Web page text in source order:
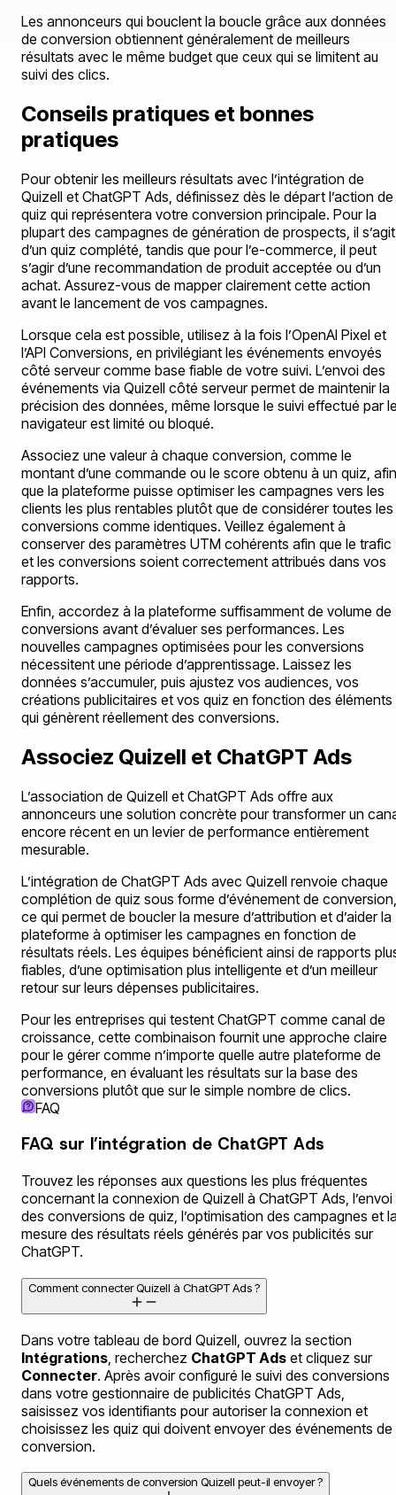
Les annonceurs qui bouclent la boucle grâce aux données
de conversion obtiennent généralement de meilleurs
résultats avec le même budget que ceux qui se limitent au
suivi des clics.
Conseils pratiques et bonnes
pratiques
Pour obtenir les meilleurs résultats avec l’intégration de
Quizell et ChatGPT Ads, définissez dès le départ l’action de
quiz qui représentera votre conversion principale. Pour la
plupart des campagnes de génération de prospects, il s’agit
d’un quiz complété, tandis que pour l’e-commerce, il peut
s’agir d’une recommandation de produit acceptée ou d’un
achat. Assurez-vous de mapper clairement cette action
avant le lancement de vos campagnes.
Lorsque cela est possible, utilisez à la fois l’OpenAI Pixel et
l’API Conversions, en privilégiant les événements envoyés
côté serveur comme base fiable de votre suivi. L’envoi des
événements via Quizell côté serveur permet de maintenir la
précision des données, même lorsque le suivi effectué par
navigateur est limité ou bloqué.
Associez une valeur à chaque conversion, comme le
montant d’une commande ou le score obtenu à un quiz, afin
que la plateforme puisse optimiser les campagnes vers les
clients les plus rentables plutôt que de considérer toutes les
conversions comme identiques. Veillez également à
conserver des paramètres UTM cohérents afin que le trafic
et les conversions soient correctement attribués dans vos
rapports.
Enfin, accordez à la plateforme suffisamment de volume de
conversions avant d’évaluer ses performances. Les
nouvelles campagnes optimisées pour les conversions
nécessitent une période d’apprentissage. Laissez les
données s’accumuler, puis ajustez vos audiences, vos
créations publicitaires et vos quiz en fonction des éléments
qui génèrent réellement des conversions.
Associez Quizell et ChatGPT Ads
L’association de Quizell et ChatGPT Ads offre aux
annonceurs une solution concrète pour transformer un
encore récent en un levier de performance entièrement
mesurable.
L’intégration de ChatGPT Ads avec Quizell renvoie chaque
complétion de quiz sous forme d’événement de conversion,
ce qui permet de boucler la mesure d’attribution et d’aider la
plateforme à optimiser les campagnes en fonction de
résultats réels. Les équipes bénéficient ainsi de rapports
fiables, d’une optimisation plus intelligente et d’un meilleur
retour sur leurs dépenses publicitaires.
Pour les entreprises qui testent ChatGPT comme canal de
croissance, cette combinaison fournit une approche claire
pour le gérer comme n’importe quelle autre plateforme de
performance, en évaluant les résultats sur la base des
conversions plutôt que sur le simple nombre de clics.
FAQ
FAQ sur l’intégration de ChatGPT Ads
Trouvez les réponses aux questions les plus fréquentes
concernant la connexion de Quizell à ChatGPT Ads, l’envoi
des conversions de quiz, l’optimisation des campagnes et
mesure des résultats réels générés par vos publicités sur
ChatGPT.
Comment connecter Quizell à ChatGPT Ads ?
Dans votre tableau de bord Quizell, ouvrez la section
Intégrations , recherchez ChatGPT Ads et cliquez sur
Connecter. Après avoir configuré le suivi des conversions
dans votre gestionnaire de publicités ChatGPT Ads,
saisissez vos identifiants pour autoriser la connexion et
choisissez les quiz qui doivent envoyer des événements de
conversion.
Quels événements de conversion Quizell peut-il envoyer ?